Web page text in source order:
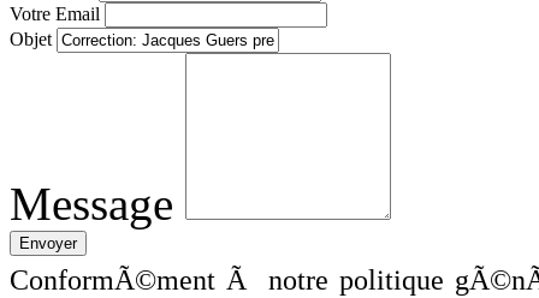
Votre Email
Objet
Message
ConformÃ©ment Ã notre politique